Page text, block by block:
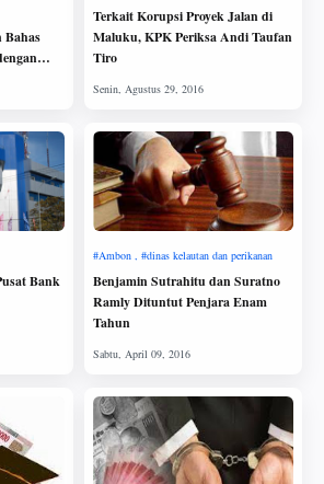
Terkait Korupsi Proyek Jalan di
Maluku, KPK Periksa Andi Taufan
Tiro
Bank
Benjamin Sutrahitu dan Suratno
Ramly Dituntut Penjara Enam
Tahun